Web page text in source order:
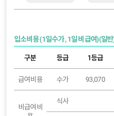
입소비용 (1일수가 , 1일 비급여)(일
구분 등급 1등급
급여비용 수가 93,070
비급여비
식사